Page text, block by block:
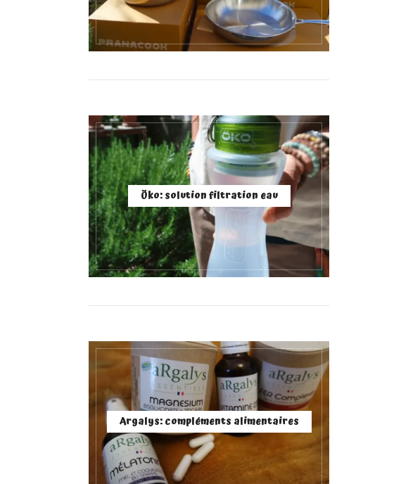
Öko: solution filtration eau
Argalys: compléments alimentaires